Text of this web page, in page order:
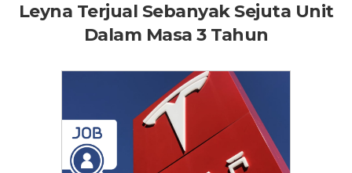
Leyna Terjual Sebanyak Sejuta Unit
Dalam Masa 3 Tahun